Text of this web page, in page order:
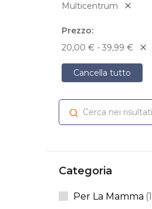
Multicentrum
Prezzo
20,00 € - 39,99 €
Cancella tutto
Cerca nei risultati
Categoria
Per La Mamma 1